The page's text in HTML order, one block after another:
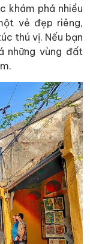
khám phá nhiều
vẻ đẹp riêng,
thú vị. Nếu bạn
những vùng đất